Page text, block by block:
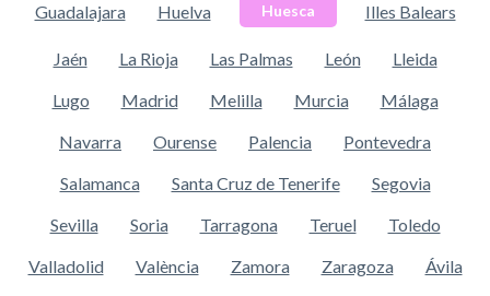
Guadalajara Huelva Huesca Illes Balears
Jaén La Rioja Las Palmas León
Lleida
Lugo
Madrid Melilla Murcia
Málaga
Navarra
Ourense Palencia
Pontevedra
Salamanca
Santa Cruz de Tenerife
Segovia
Sevilla
Soria Tarragona Teruel
Toledo
Valladolid
València Zamora Zaragoza Ávila